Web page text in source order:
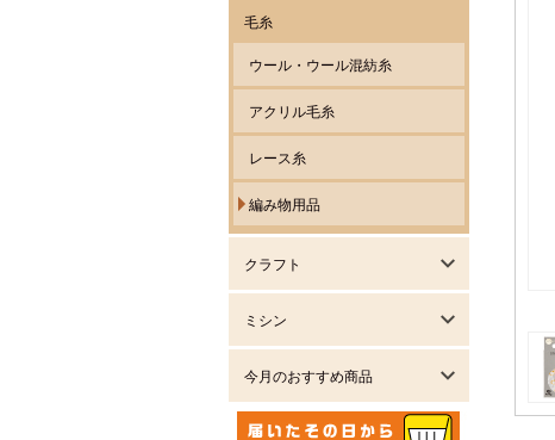
毛糸
ウール・ウール混紡糸
アクリル毛糸
レース糸
編み物用品
クラフト
ミシン
今月のおすすめ商品